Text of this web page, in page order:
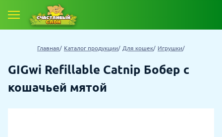
Главная Каталог продукции Для кошек Игрушки
GIGwi Refillable Catnip Бобер с
кошачьей мятой